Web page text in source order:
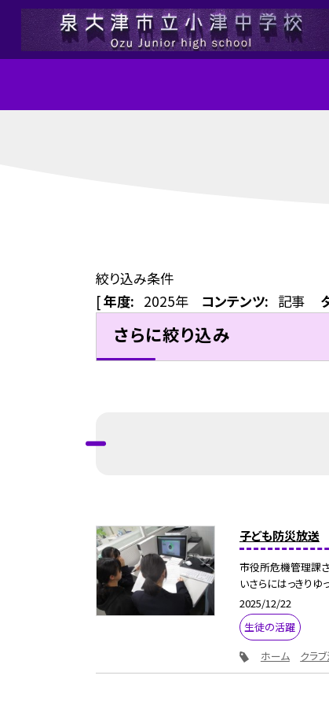
絞り込み条件
[年度: 2025年 コンテンツ: 記事
さらに絞り込み
子ども防災放送
市役所危機管理課
いさらにはっきりゆ
2025/12/22
生徒の活躍
ホーム
クラ